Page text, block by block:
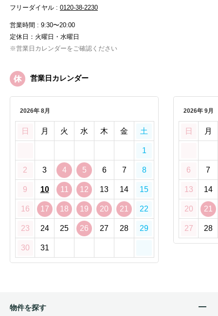
フリーダイヤル : 0120-38-2230
営業時間 : 9:30〜20:00
定休日：火曜日・水曜日
※営業日カレンダーをご確認ください
営業日カレンダー
2026年 8月
日 月 火 水 木 金 土
1
2 3 4 5 6 7 8
9 10 11 12 13 14 15
16 17 18 19 20 21 22
23 24 25 26 27 28 29
30 31
2026年 9月
日 月
6 7
13 14
20 21
27 28
物件を探す